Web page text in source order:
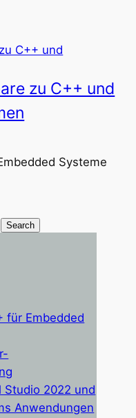
zu C++ und
Systeme
Search
für Embedded
Studio 2022 und
Anwendungen